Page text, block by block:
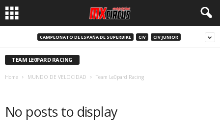
CAMPEONATO DE ESPAÑA DE SUPERBIKE CIV CIV JUNIOR
TEAM LE0PARD RACING
Home MUNDO DE VELOCIDAD Team Le0pard Racing
No posts to display